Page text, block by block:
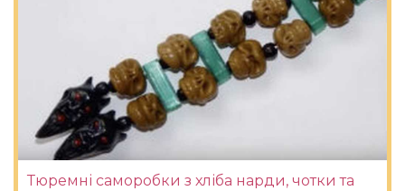
Тюремні саморобки з хліба нарди, чотки та